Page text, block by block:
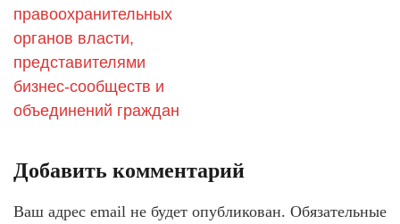
правоохранительных
органов власти,
представителями
бизнес-сообществ и
объединений граждан
Добавить комментарий
Ваш адрес email не будет опубликован. Обязательные